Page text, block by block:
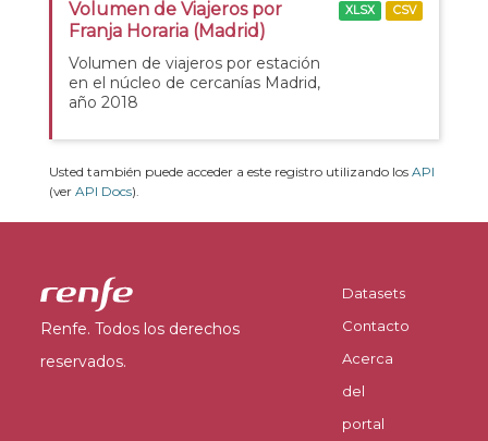
Volumen de Viajeros por
Franja Horaria (Madrid)
Volumen de viajeros por estación
en el núcleo de cercanías Madrid,
año 2018
XLSX CSV
Usted también puede acceder a este registro utilizando los API
(ver API Docs).
Renfe. Todos los derechos
reservados.
Datasets
Contacto
Acerca
del
portal